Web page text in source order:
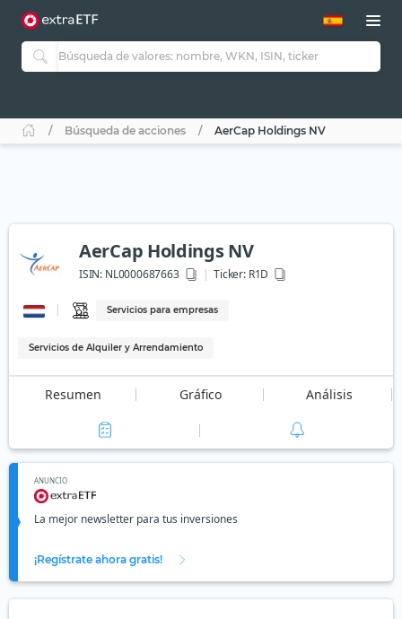
Búsqueda de acciones AerCap Holdings NV
AerCap Holdings NV
ISIN: NL0000687663 Ticker:R1D
Servicios para empresas
Servicios de Alquiler y Arrendamiento
Resumen Gráfico Análisis
ANUNCIO
La mejor newsletter para tus inversiones
¡Regístrate ahora gratis!